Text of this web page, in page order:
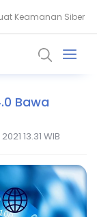
Keamanan Siber
Data Global
Bawa
13.31 WIB